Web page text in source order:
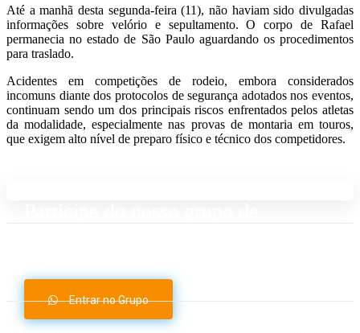
Até a manhã desta segunda-feira (11), não haviam sido divulgadas
informações sobre velório e sepultamento. O corpo de Rafael
permanecia no estado de São Paulo aguardando os procedimentos
para traslado.
Acidentes em competições de rodeio, embora considerados
incomuns diante dos protocolos de segurança adotados nos eventos,
continuam sendo um dos principais riscos enfrentados pelos atletas
da modalidade, especialmente nas provas de montaria em touros,
que exigem alto nível de preparo físico e técnico dos competidores.
Entrar no Grupo